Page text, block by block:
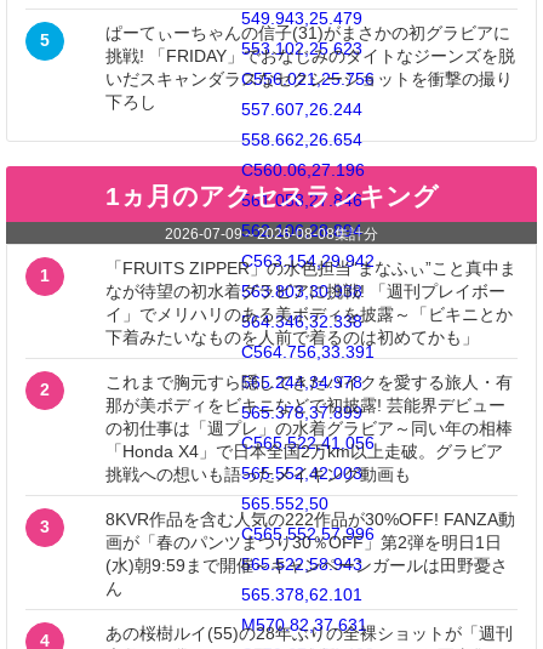
549.943,25.479
553.102,25.623
C556.021,25.756
557.607,26.244
558.662,26.654
C560.06,27.196
561.058,27.846
562.106,28.894
C563.154,29.942
563.803,30.938
564.346,32.338
C564.756,33.391
565.244,34.978
565.378,37.899
C565.522,41.056
565.552,42.003
565.552,50
C565.552,57.996
565.522,58.943
565.378,62.101
M570.82,37.631
5
ぱーてぃーちゃんの信子(31)がまさかの初グラビアに
挑戦! 「FRIDAY」でおなじみのタイトなジーンズを脱
いだスキャンダラスなセクシーショットを衝撃の撮り
下ろし
1ヵ月のアクセスランキング
2026-07-09～2026-08-08集計分
1
「FRUITS ZIPPER」の水色担当“まなふぃ”こと真中ま
なが待望の初水着グラビアに挑戦! 「週刊プレイボー
イ」でメリハリのある美ボディを披露～「ビキニとか
下着みたいなものを人前で着るのは初めてかも」
2
これまで胸元すら隠してきたバイクを愛する旅人・有
那が美ボディをビキニなどで初披露! 芸能界デビュー
の初仕事は「週プレ」の水着グラビア～同い年の相棒
「Honda X4」で日本全国2万km以上走破。グラビア
挑戦への想いも語ったメイキング動画も
3
8KVR作品を含む人気の222作品が30%OFF! FANZA動
画が「春のパンツまつり30％OFF」第2弾を明日1日
(水)朝9:59まで開催～キャンペーンガールは田野憂さ
ん
4
あの桜樹ルイ(55)の28年ぶりの全裸ショットが「週刊